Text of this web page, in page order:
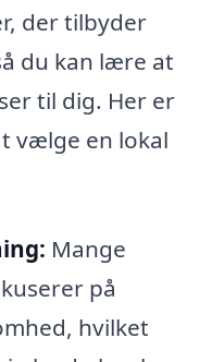
der tilbyder
du kan lære at
til dig. Her er
vælge en lokal
Mange
på
hvilket